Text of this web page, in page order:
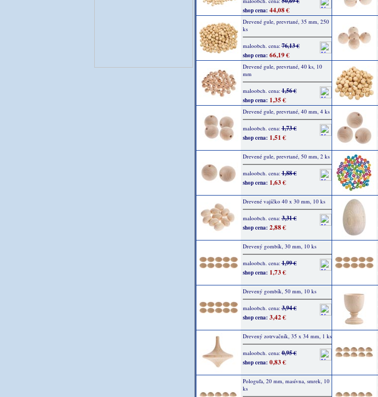
shop cena: 44,08 €
Drevené gule, prevrtané, 35 mm, 250
ks
maloobch. cena:76,13 €
shop cena: 66,19 €
Drevené gule, prevrtané, 40 ks, 10
mm
maloobch. cena:1,56 €
shop cena: 1,35 €
Drevené gule, prevrtané, 40 mm, 4 ks
maloobch. cena:1,73 €
shop cena: 1,51 €
Drevené gule, prevrtané, 50 mm, 2 ks
maloobch. cena:1,88 €
shop cena: 1,63 €
Drevené vajíčko 40 x 30 mm, 10 ks
maloobch. cena:3,31 €
shop cena: 2,88 €
Drevený gombík, 30 mm, 10 ks
maloobch. cena:1,99 €
shop cena: 1,73 €
Drevený gombík, 50 mm, 10 ks
maloobch. cena:3,94 €
shop cena: 3,42 €
Drevený zotrvačník, 35 x 34 mm, 1 ks
maloobch. cena:0,95 €
shop cena: 0,83 €
Pologuľa, 20 mm, masívna, smrek, 10
ks